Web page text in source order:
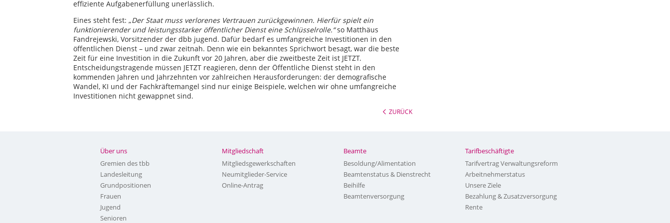
effiziente Aufgabenerfüllung unerlässlich.
Eines steht fest: „Der Staat muss verlorenes Vertrauen zurückgewinnen. Hierfür spielt ein
funktionierender und leistungsstarker öffentlicher Dienst eine Schlüsselrolle.“so Matthäus
Fandrejewski, Vorsitzender der dbb jugend. Dafür bedarf es umfangreiche Investitionen in den
öffentlichen Dienst – und zwar zeitnah. Denn wie ein bekanntes Sprichwort besagt, war die beste
Zeit für eine Investition in die Zukunft vor 20 Jahren, aber die zweitbeste Zeit ist JETZT.
Entscheidungstragende müssen JETZT reagieren, denn der Öffentliche Dienst steht in den
kommenden Jahren und Jahrzehnten vor zahlreichen Herausforderungen: der demografische
Wandel, KI und der Fachkräftemangel sind nur einige Beispiele, welchen wir ohne umfangreiche
Investitionen nicht gewappnet sind.
ZURÜCK
Über uns
Gremien des tbb
Landesleitung
Grundpositionen
Frauen
Jugend
Senioren
Mitgliedschaft
Mitgliedsgewerkschaften
Neumitglieder-Service
Online-Antrag
Beamte
Besoldung/Alimentation
Beamtenstatus & Dienstrecht
Beihilfe
Beamtenversorgung
Tarifbeschäftigte
Tarifvertrag Verwaltungsreform
Arbeitnehmerstatus
Unsere Ziele
Bezahlung & Zusatzversorgung
Rente